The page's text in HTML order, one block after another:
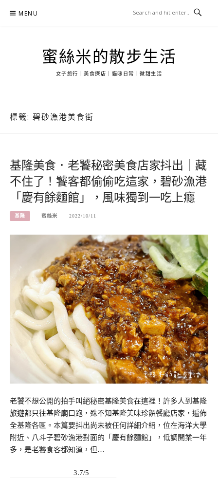
MENU
蜜絲米的散步生活
女子旅行｜美食探店｜貓咪日常｜微甜生活
標籤: 碧砂漁港美食街
基隆美食．老饕秘密美食店家抖出｜藏
不住了！饕客都偷偷吃這家，碧砂漁港
「慶有餘麵館」，風味獨到一吃上癮
基隆 蜜絲米 2022/10/11
老饕不想公開的拍手叫絕秘密基隆美食在這裡！許多人到基隆
旅遊都只往基隆廟口跑，殊不知基隆美味珍饌餐廳店家，遍佈
全基隆各區。本篇要抖出尚未被任何詳細介紹，位在海洋大學
附近、八斗子碧砂漁港對面的「慶有餘麵館」，低調開業一年
多，是老饕食客都知道，但…
3.7/5